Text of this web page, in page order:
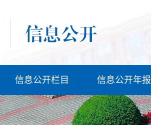
信息公开栏目 信息公开年报